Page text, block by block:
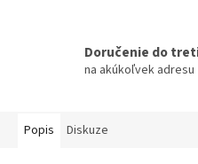
Doručenie do
na akúkoľvek adresu
Popis Diskuze